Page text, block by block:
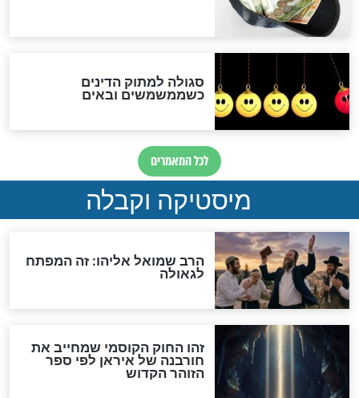
המסמך האבוד שנחשף
במרתפי מוסקבה: כתב היד
הנדיר של הרשב"ם התגלה
"מודה לקב"ה על כל השנים"
לכל המאמרים
אחרית הימים
האם אפשר לחשב את הקץ?